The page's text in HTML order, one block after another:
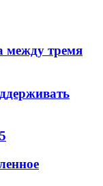
между тремя